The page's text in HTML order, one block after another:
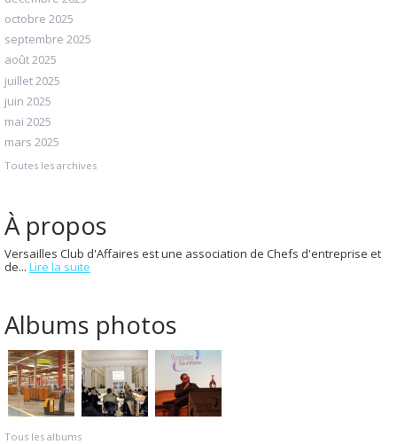
octobre 2025
septembre 2025
août 2025
juillet 2025
juin 2025
mai 2025
mars 2025
Toutes les archives
À propos
Versailles Club d'Affaires est une association de Chefs d'entreprise et
de... Lire la suite
Albums photos
Tous les albums